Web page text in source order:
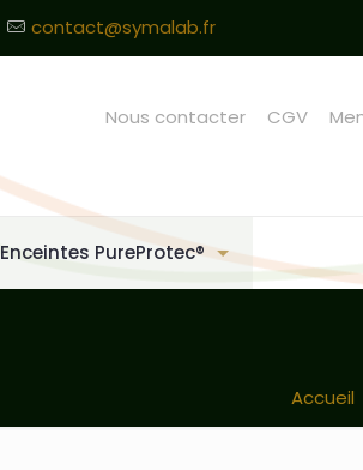
contact@symalab.fr
Enceintes PureProtec®
Nous contacter CGV
Accueil